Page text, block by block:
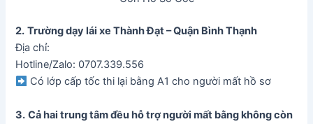
2. Trường dạy lái xe Thành Đạt – Quận Bình Thạnh
Địa chỉ:
Hotline/Zalo: 0707.339.556
Có lớp cấp tốc thi lại bằng A1 cho người mất hồ sơ
3. Cả hai trung tâm đều hỗ trợ người mất bằng không còn